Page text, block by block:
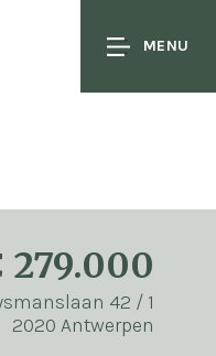
MENU
279.000
42 / 1
2020 Antwerpen